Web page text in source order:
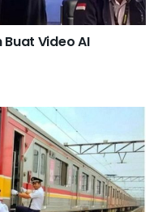
Video AI